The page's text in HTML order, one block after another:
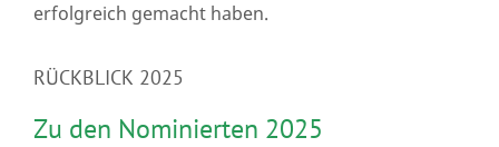
erfolgreich gemacht haben.
RÜCKBLICK 2025
Zu den Nominierten 2025